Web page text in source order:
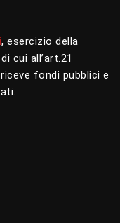
, esercizio della
cui all’art.21
fondi pubblici e